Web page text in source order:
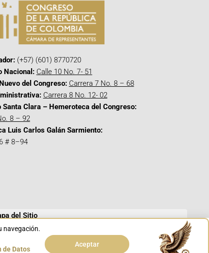
(+57) (601) 8770720
Nacional: Calle 10 No. 7- 51
del Congreso: Carrera 7 No. 8 – 68
Carrera 8 No. 12- 02
Santa Clara – Hemeroteca del Congreso:
8 – 92
Luis Carlos Galán Sarmiento:
# 8–94
del Sitio
navegación.
de Datos
Aceptar